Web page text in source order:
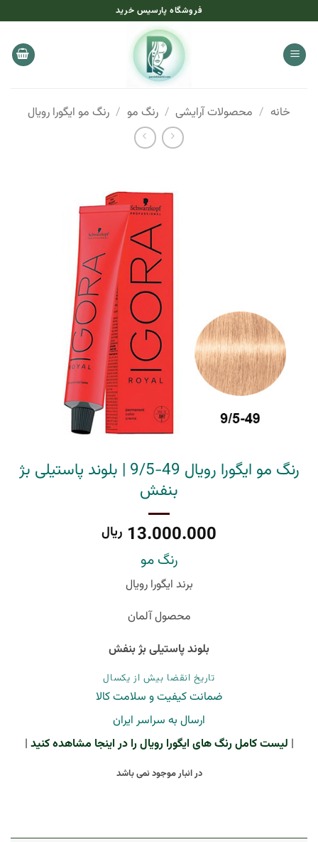
to
content
فروشگاه پارسیس خرید
خانه / محصولات آرایشی / رنگ مو / رنگ مو ایگورا رویال
رنگ مو ایگورا رویال 49-9/5 | بلوند پاستیلی بژ
بنفش
13.000.000 ریال
رنگ مو
برند ایگورا رویال
محصول آلمان
بلوند پاستیلی بژ بنفش
تاریخ انقضا بیش از یکسال
ضمانت کیفیت و سلامت کالا
ارسال به سراسر ایران
| لیست کامل رنگ های ایگورا رویال را در اینجا مشاهده کنید |
در انبار موجود نمی باشد